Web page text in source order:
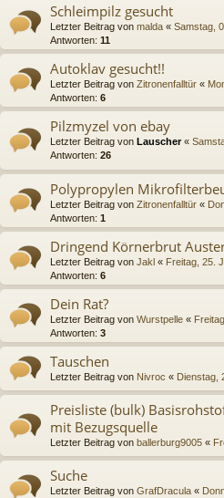
Schleimpilz gesucht
Letzter Beitrag von malda « Samstag,
Antworten: 11
Autoklav gesucht!!
Letzter Beitrag von Zitronenfalltür «
Antworten: 6
Pilzmyzel von ebay
Letzter Beitrag von Lauscher«
Antworten: 26
Polypropylen
Letzter Beitrag von Zitronenfalltür «
Antworten: 1
Dringend Körnerbrut
Letzter Beitrag von Jakl « Freitag, 25.
Antworten: 6
Dein Rat?
Letzter Beitrag von Wurstpelle «
Antworten: 3
Tauschen
Letzter Beitrag von Nivroc « Dienstag,
Preisliste (bulk)
mit Bezugsquelle
Letzter Beitrag von ballerburg9005 «
Suche
Letzter Beitrag von GrafDracula «